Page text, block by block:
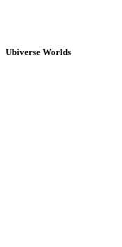
Ubiverse Worlds